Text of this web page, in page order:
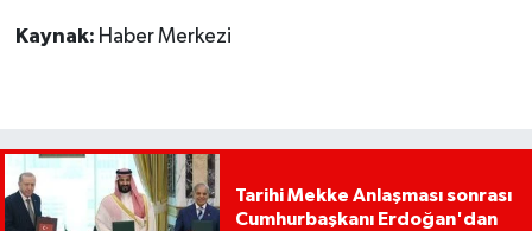
Kaynak: Haber Merkezi
Tarihi Mekke Anlaşması sonrası
Cumhurbaşkanı Erdoğan'dan